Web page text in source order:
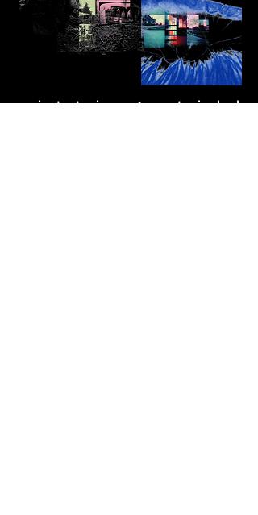
ｓｉｔｔｉｎｇ ｓｔｉｌｌ